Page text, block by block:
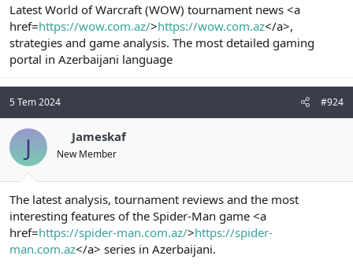
Latest World of Warcraft (WOW) tournament news <a
href=https://wow.com.az/>https://wow.com.az</a>,
strategies and game analysis. The most detailed gaming
portal in Azerbaijani language
5 Tem 2024 #924
J Jameskaf
New Member
The latest analysis, tournament reviews and the most
interesting features of the Spider-Man game <a
href=https://spider-man.com.az/>https://spider-
man.com.az</a> series in Azerbaijani.